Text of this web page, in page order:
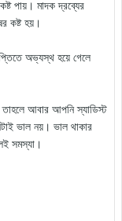
পায়। মাদক দ্রব্যের
কষ্ট হয়।
অভ্যস্থ হয়ে গেলে
আবার আপনি স্যাডিস্ট
ভাল নয়। ভাল থাকার
সমস্যা।